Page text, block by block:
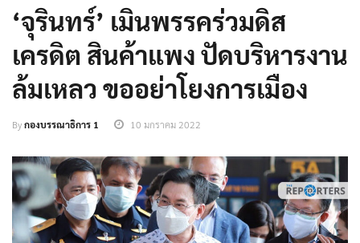
‘จุรินทร์’ เมินพรรคร่วมดิส
เครดิต สินค้าแพง ปัดบริหารงาน
ล้มเหลว ขออย่าโยงการเมือง
Byกองบรรณาธิการ 1 10 มกราคม 2022